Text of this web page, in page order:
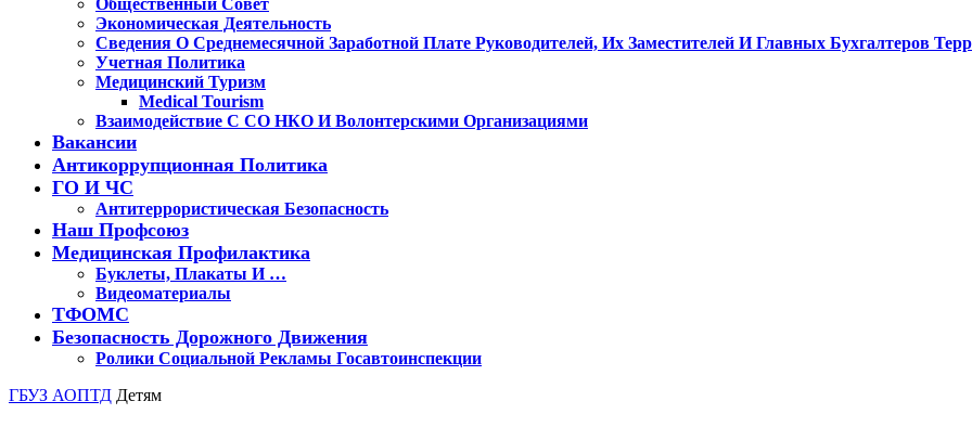
Общественный Совет
Экономическая Деятельность
Сведения О Среднемесячной Заработной Плате Руководителей, Их Заместителей И Главных Бухгалтеров
Учетная Политика
Медицинский Туризм
Medical Tourism
Взаимодействие С СО НКО И Волонтерскими Организациями
Вакансии
Антикоррупционная Политика
ГО И ЧС
Антитеррористическая Безопасность
Наш Профсоюз
Медицинская Профилактика
Буклеты, Плакаты И …
Видеоматериалы
ТФОМС
Безопасность Дорожного Движения
Ролики Социальной Рекламы Госавтоинспекции
Кнопка
ГБУЗ АОПТД Детям